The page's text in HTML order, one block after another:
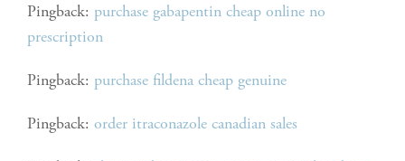
Pingback: purchase gabapentin cheap online no
prescription
Pingback: purchase fildena cheap genuine
Pingback: order itraconazole canadian sales